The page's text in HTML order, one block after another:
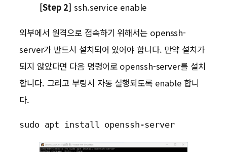
[Step 2] ssh.service enable
외부에서 원격으로 접속하기 위해서는 openssh-
server가 반드시 설치되어 있어야 합니다. 만약 설치가
되지 않았다면 다음 명령어로 openssh-server를 설치
합니다. 그리고 부팅시 자동 실행되도록 enable 합니
다.
sudo apt install openssh-server